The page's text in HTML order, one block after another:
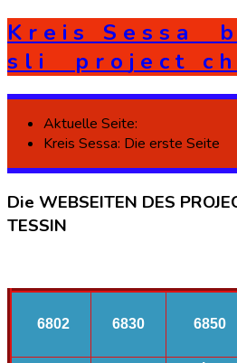
K r e i s S e s s a b
s l i p r o j e c t c h
Aktuelle Seite:
Kreis Sessa: Die erste Seite
Die WEBSEITEN DES
TESSIN
6802 6830 6850